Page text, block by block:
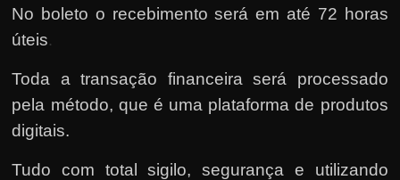
No boleto o recebimento será em até 72 horas
úteis.
Toda a transação financeira será processado
pela método, que é uma plataforma de produtos
digitais.
Tudo com total sigilo, segurança e utilizando